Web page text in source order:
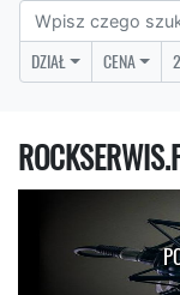
DZIAŁ CENA